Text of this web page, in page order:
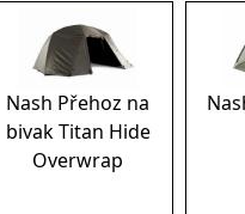
Nash Přehoz na
bivak Titan Hide
Overwrap